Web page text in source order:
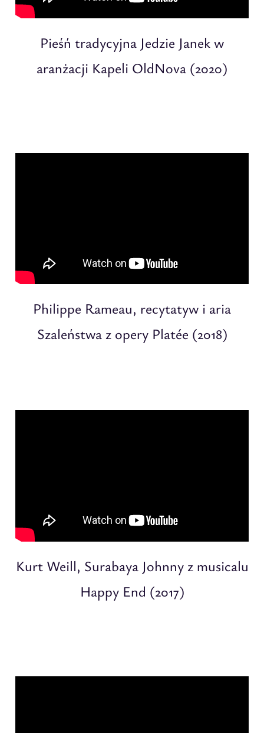
Pieśń tradycyjna Jedzie Janek w
aranżacji Kapeli OldNova (2020)
Philippe Rameau, recytatyw i aria
Szaleństwa z opery Platée (2018)
Kurt Weill, Surabaya Johnny z musicalu
Happy End (2017)